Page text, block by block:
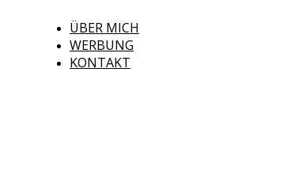
ÜBER MICH
WERBUNG
KONTAKT